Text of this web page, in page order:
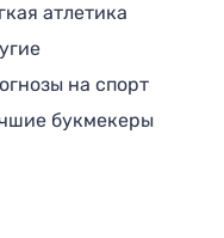
атлетика
на спорт
букмекеры